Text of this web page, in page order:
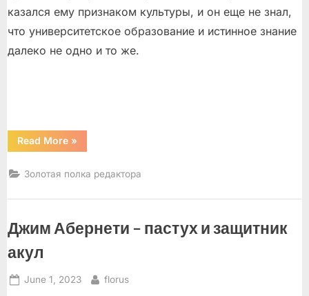
казался ему признаком культуры, и он еще не знал,
что университетское образование и истинное знание
далеко не одно и то же.
Read More“Джек
Лондон,
Кадзуо
»
Золотая полка редактора
Джим Абернети – пастух и защитник
акул
Posted
June 1, 2023 By
florus